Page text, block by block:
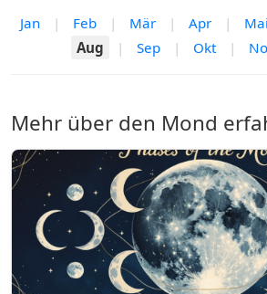
Jan | Feb | Mär | Apr | Mai
Aug
| Sep | Okt |
Mehr über den Mond